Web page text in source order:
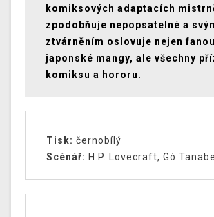
komiksových adaptacích
zpodobňuje nepopsatelné a
ztvárněním oslovuje nejen
japonské mangy, ale všechny
komiksu a hororu.
Tisk: černobílý
Scénář: H.P. Lovecraft, Gó Tanabe